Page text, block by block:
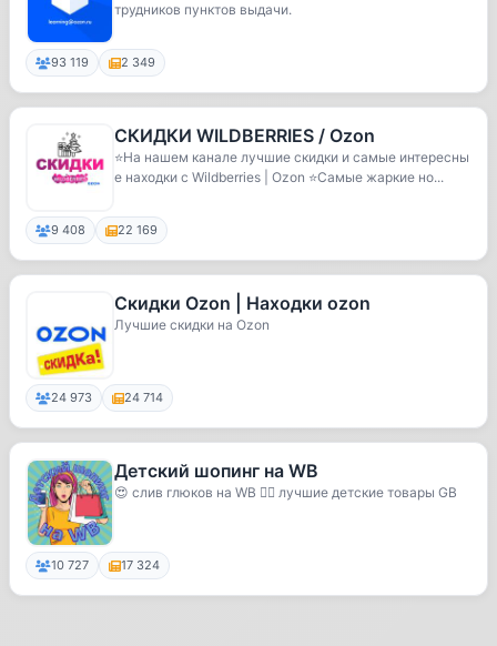
трудников пунктов выдачи.
93 119 2 349
СКИДКИ WILDBERRIES / Ozon
⭐️На нашем канале лучшие скидки и самые интересны
е находки с Wildberries | Ozon ⭐️Самые жаркие но...
9 408 22 169
Скидки Ozon | Находки ozon
Лучшие скидки на Ozon
24 973 24 714
Детский шопинг на WB
😍 слив глюков на WB 👍🏽 лучшие детские товары GB
10 727 17 324